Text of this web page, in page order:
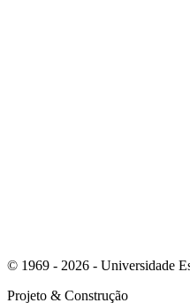
© 1969 - 2026 - Universidade
Projeto & Construção